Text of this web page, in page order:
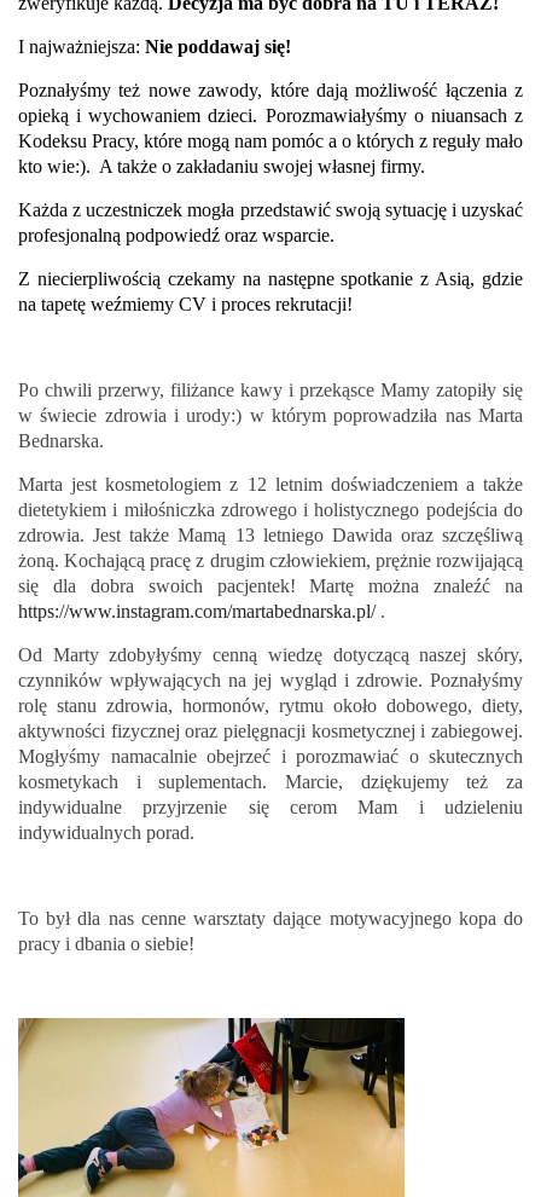
I najważniejsza: Nie poddawaj się!
Poznałyśmy też nowe zawody, które dają możliwość łączenia z
opieką i wychowaniem dzieci. Porozmawiałyśmy o niuansach z
Kodeksu Pracy, które mogą nam pomóc a o których z reguły mało
kto wie:). A także o zakładaniu swojej własnej firmy.
Każda z uczestniczek mogła przedstawić swoją sytuację i uzyskać
profesjonalną podpowiedź oraz wsparcie.
Z niecierpliwością czekamy na następne spotkanie z Asią, gdzie
na tapetę weźmiemy CV i proces rekrutacji!
Po chwili przerwy, filiżance kawy i przekąsce Mamy zatopiły się
w świecie zdrowia i urody:) w którym poprowadziła nas Marta
Bednarska.
Marta jest kosmetologiem z 12 letnim doświadczeniem a także
dietetykiem i miłośniczka zdrowego i holistycznego podejścia do
zdrowia. Jest także Mamą 13 letniego Dawida oraz szczęśliwą
żoną. Kochającą pracę z drugim człowiekiem, prężnie rozwijającą
się dla dobra swoich pacjentek! Martę można znaleźć na
https://www.instagram.com/martabednarska.pl/.
Od Marty zdobyłyśmy cenną wiedzę dotyczącą naszej skóry,
czynników wpływających na jej wygląd i zdrowie. Poznałyśmy
rolę stanu zdrowia, hormonów, rytmu około dobowego, diety,
aktywności fizycznej oraz pielęgnacji kosmetycznej i zabiegowej.
Mogłyśmy namacalnie obejrzeć i porozmawiać o skutecznych
kosmetykach i suplementach. Marcie, dziękujemy też za
indywidualne przyjrzenie się cerom Mam i udzieleniu
indywidualnych porad.
To był dla nas cenne warsztaty dające motywacyjnego kopa do
pracy i dbania o siebie!